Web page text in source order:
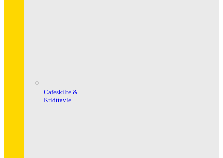
Cafeskilte &
Kridttavle